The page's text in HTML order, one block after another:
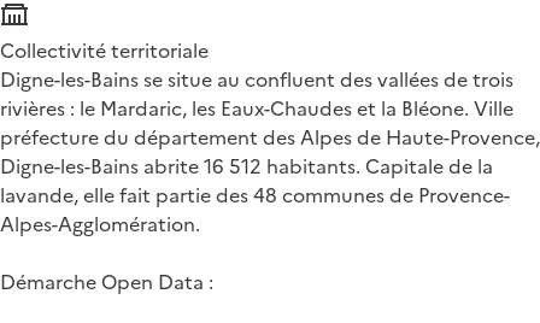
Collectivité territoriale
Digne-les-Bains se situe au confluent des vallées de trois
rivières : le Mardaric, les Eaux-Chaudes et la Bléone. Ville
préfecture du département des Alpes de Haute-Provence,
Digne-les-Bains abrite 16 512 habitants. Capitale de la
lavande, elle fait partie des 48 communes de Provence-
Alpes-Agglomération.
Démarche Open Data :